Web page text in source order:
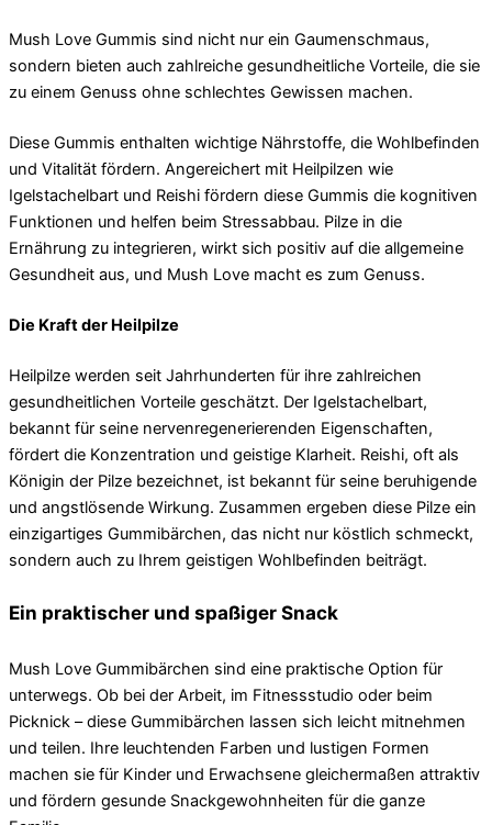
Mush Love Gummis sind nicht nur ein Gaumenschmaus,
sondern bieten auch zahlreiche gesundheitliche Vorteile, die sie
zu einem Genuss ohne schlechtes Gewissen machen.
Diese Gummis enthalten wichtige Nährstoffe, die Wohlbefinden
und Vitalität fördern. Angereichert mit Heilpilzen wie
Igelstachelbart und Reishi fördern diese Gummis die kognitiven
Funktionen und helfen beim Stressabbau. Pilze in die
Ernährung zu integrieren, wirkt sich positiv auf die allgemeine
Gesundheit aus, und Mush Love macht es zum Genuss.
Die Kraft der Heilpilze
Heilpilze werden seit Jahrhunderten für ihre zahlreichen
gesundheitlichen Vorteile geschätzt. Der Igelstachelbart,
bekannt für seine nervenregenerierenden Eigenschaften,
fördert die Konzentration und geistige Klarheit. Reishi, oft als
Königin der Pilze bezeichnet, ist bekannt für seine beruhigende
und angstlösende Wirkung. Zusammen ergeben diese Pilze ein
einzigartiges Gummibärchen, das nicht nur köstlich schmeckt,
sondern auch zu Ihrem geistigen Wohlbefinden beiträgt.
Ein praktischer und spaßiger Snack
Mush Love Gummibärchen sind eine praktische Option für
unterwegs. Ob bei der Arbeit, im Fitnessstudio oder beim
Picknick – diese Gummibärchen lassen sich leicht mitnehmen
und teilen. Ihre leuchtenden Farben und lustigen Formen
machen sie für Kinder und Erwachsene gleichermaßen attraktiv
und fördern gesunde Snackgewohnheiten für die ganze